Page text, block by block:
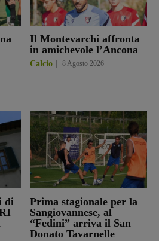
Il Montevarchi affronta
in amichevole l’Ancona
Calcio 8 Agosto 2026
di
Prima stagionale per la
Sangiovannese, al
“Fedini” arriva il San
Donato Tavarnelle